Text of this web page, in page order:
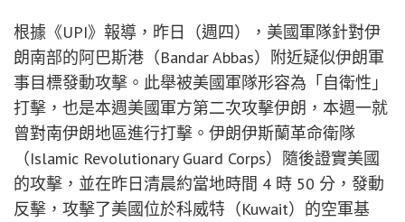
根據《UPI》報導，昨日（週四），美國軍隊針對伊
朗南部的阿巴斯港（Bandar Abbas）附近疑似伊朗軍
事目標發動攻擊。此舉被美國軍隊形容為「自衛性」
打擊，也是本週美國軍方第二次攻擊伊朗，本週一就
曾對南伊朗地區進行打擊。伊朗伊斯蘭革命衛隊
（Islamic Revolutionary Guard Corps）隨後證實美國
的攻擊，並在昨日清晨約當地時間 4 時 50 分，發動
反擊，攻擊了美國位於科威特（Kuwait）的空軍基